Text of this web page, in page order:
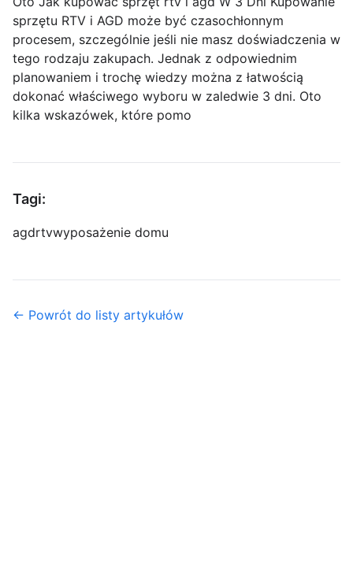
sprzętu RTV i AGD może być czasochłonnym
procesem, szczególnie jeśli nie masz doświadczenia w
tego rodzaju zakupach. Jednak z odpowiednim
planowaniem i trochę wiedzy można z łatwością
dokonać właściwego wyboru w zaledwie 3 dni. Oto
kilka wskazówek, które pomo
Tagi:
agdrtvwyposażenie domu
← Powrót do listy artykułów